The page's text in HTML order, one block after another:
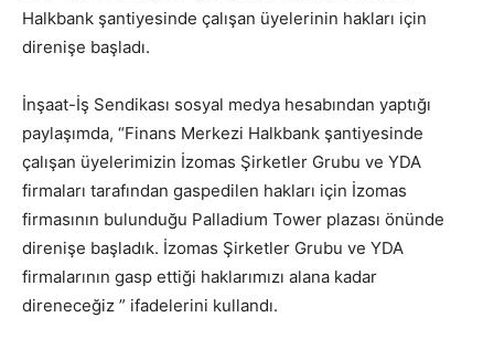
Halkbank şantiyesinde çalışan üyelerinin hakları için
direnişe başladı.
İnşaat-İş Sendikası sosyal medya hesabından yaptığı
paylaşımda, “Finans Merkezi Halkbank şantiyesinde
çalışan üyelerimizin İzomas Şirketler Grubu ve YDA
firmaları tarafından gaspedilen hakları için İzomas
firmasının bulunduğu Palladium Tower plazası önünde
direnişe başladık. İzomas Şirketler Grubu ve YDA
firmalarının gasp ettiği haklarımızı alana kadar
direneceğiz ” ifadelerini kullandı.